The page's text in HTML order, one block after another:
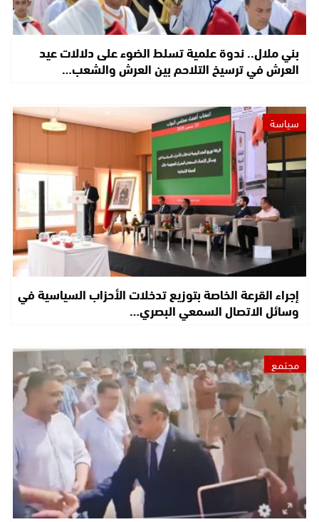
بني ملال.. ندوة علمية تسلط الضوء على دلالات عيد
العرش في ترسيخ التلاحم بين العرش والشعب…
سياسة
إجراء القرعة الخاصة بتوزيع تدخلات الأحزاب السياسية في
وسائل الاتصال السمعي البصري…
مجتمع